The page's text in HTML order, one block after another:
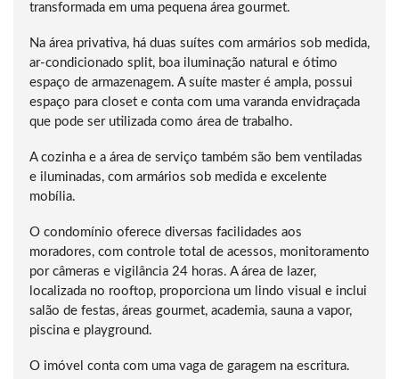
transformada em uma pequena área gourmet.
Na área privativa, há duas suítes com armários sob medida,
ar-condicionado split, boa iluminação natural e ótimo
espaço de armazenagem. A suíte master é ampla, possui
espaço para closet e conta com uma varanda envidraçada
que pode ser utilizada como área de trabalho.
A cozinha e a área de serviço também são bem ventiladas
e iluminadas, com armários sob medida e excelente
mobília.
O condomínio oferece diversas facilidades aos
moradores, com controle total de acessos, monitoramento
por câmeras e vigilância 24 horas. A área de lazer,
localizada no rooftop, proporciona um lindo visual e inclui
salão de festas, áreas gourmet, academia, sauna a vapor,
piscina e playground.
O imóvel conta com uma vaga de garagem na escritura.